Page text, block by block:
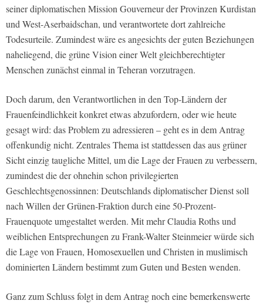
seiner diplomatischen Mission Gouverneur der Provinzen Kurdistan
und West-Aserbaidschan, und verantwortete dort zahlreiche
Todesurteile. Zumindest wäre es angesichts der guten Beziehungen
naheliegend, die grüne Vision einer Welt gleichberechtigter
Menschen zunächst einmal in Teheran vorzutragen.
Doch darum, den Verantwortlichen in den Top-Ländern der
Frauenfeindlichkeit konkret etwas abzufordern, oder wie heute
gesagt wird: das Problem zu adressieren – geht es in dem Antrag
offenkundig nicht. Zentrales Thema ist stattdessen das aus grüner
Sicht einzig taugliche Mittel, um die Lage der Frauen zu verbessern,
zumindest die der ohnehin schon privilegierten
Geschlechtsgenossinnen: Deutschlands diplomatischer Dienst soll
nach Willen der Grünen-Fraktion durch eine 50-Prozent-
Frauenquote umgestaltet werden. Mit mehr Claudia Roths und
weiblichen Entsprechungen zu Frank-Walter Steinmeier würde sich
die Lage von Frauen, Homosexuellen und Christen in muslimisch
dominierten Ländern bestimmt zum Guten und Besten wenden.
Ganz zum Schluss folgt in dem Antrag noch eine bemerkenswerte